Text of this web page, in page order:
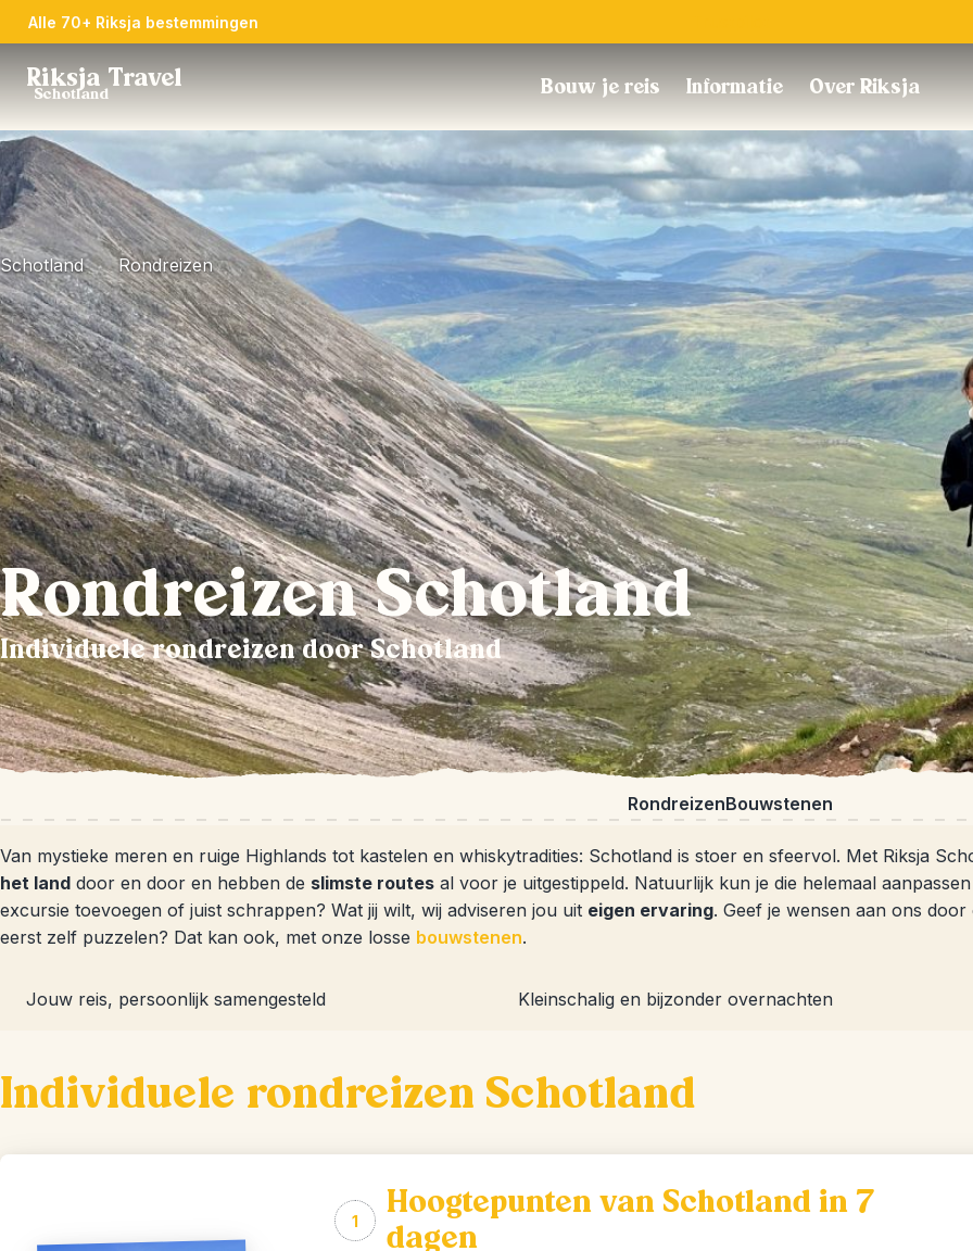
Alle 70+ Riksja bestemmingen
Riksja Travel
Schotland Bouw je reis Informatie Over Riksja
Schotland Rondreizen
Rondreizen Schotland
Individuele rondreizen door Schotland
RondreizenBouwstenen
Van mystieke meren en ruige Highlands tot kastelen en whiskytradities: Schotland is stoer en sfeervol. Met Riksja
het land door en door en hebben de slimste routes al voor je uitgestippeld. Natuurlijk kun je die helemaal
excursie toevoegen of juist schrappen? Wat jij wilt, wij adviseren jou uit eigen ervaring. Geef je wensen aan ons
eerst zelf puzzelen? Dat kan ook, met onze losse bouwstenen.
Jouw reis, persoonlijk samengesteld Kleinschalig en bijzonder overnachten
Individuele rondreizen Schotland
1
Hoogtepunten van Schotland in 7
dagen